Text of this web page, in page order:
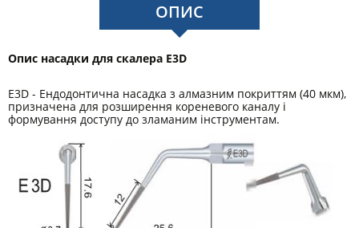
ОПИС
Опис насадки для скалера E3D
E3D - Ендодонтична насадка з алмазним покриттям (40 мкм),
призначена для розширення кореневого каналу і
формування доступу до зламаним інструментам.